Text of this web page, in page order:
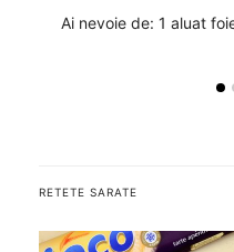
Ai nevoie de: 1 aluat
RETETE SARATE